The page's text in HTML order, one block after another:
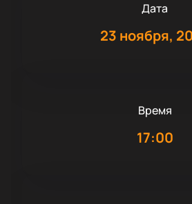
Дата
23 ноября,
Время
17:00